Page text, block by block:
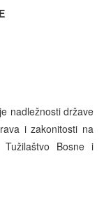
nadležnosti države
i zakonitosti na
Bosne i